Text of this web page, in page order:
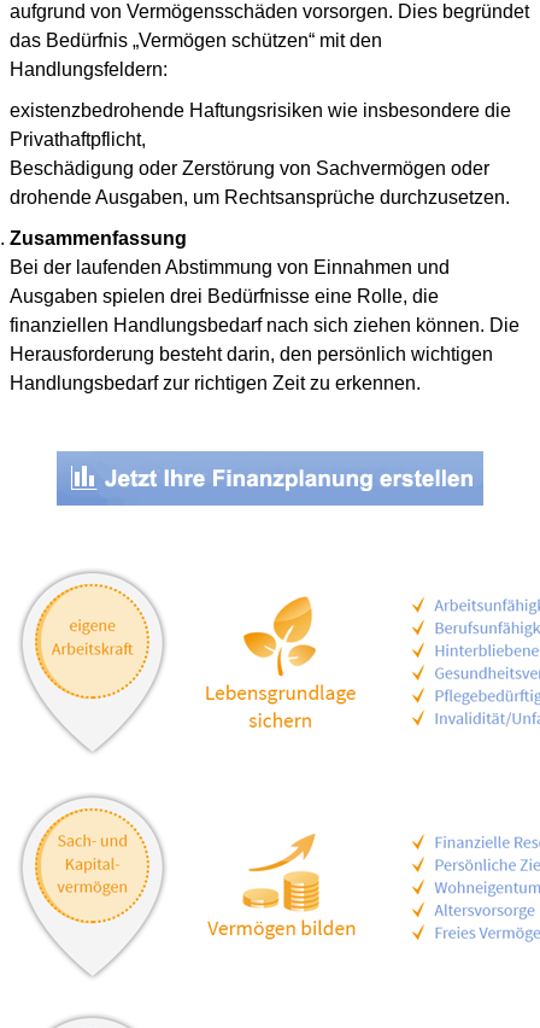
aufgrund von Vermögensschäden vorsorgen. Dies begründet
das Bedürfnis „Vermögen schützen“ mit den
Handlungsfeldern:
existenzbedrohende Haftungsrisiken wie insbesondere die
Privathaftpflicht,
Beschädigung oder Zerstörung von Sachvermögen oder
drohende Ausgaben, um Rechtsansprüche durchzusetzen.
Zusammenfassung
Bei der laufenden Abstimmung von Einnahmen und
Ausgaben spielen drei Bedürfnisse eine Rolle, die
finanziellen Handlungsbedarf nach sich ziehen können. Die
Herausforderung besteht darin, den persönlich wichtigen
Handlungsbedarf zur richtigen Zeit zu erkennen.